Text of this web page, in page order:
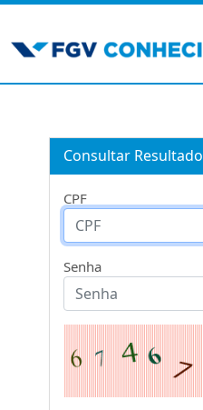
Consultar Resultado
CPF
Senha